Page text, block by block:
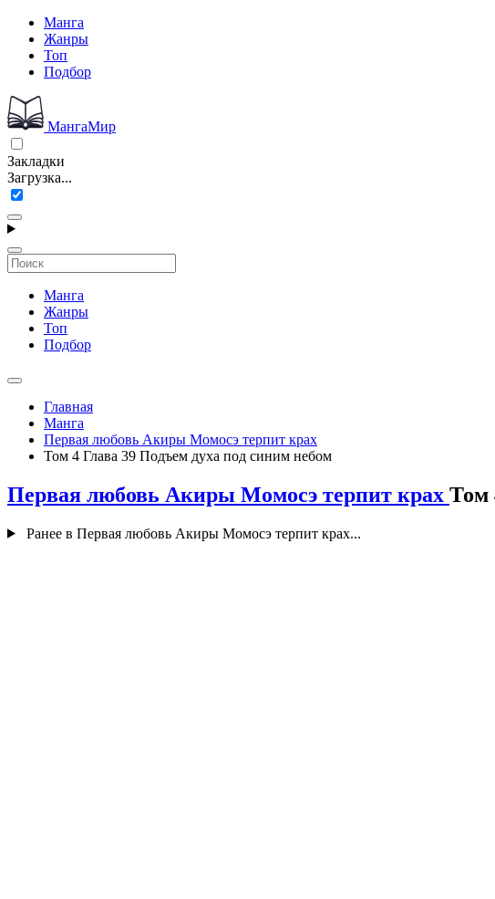
Манга
Жанры
Топ
Подбор
МангаМир
Закладки
Загрузка...
Манга
Жанры
Топ
Подбор
Главная
Манга
Первая любовь Акиры Момосэ терпит крах
Том 4 Глава 39 Подъем духа под синим небом
Первая любовь Акиры Момосэ терпит крах Том
Ранее в Первая любовь Акиры Момосэ терпит крах...